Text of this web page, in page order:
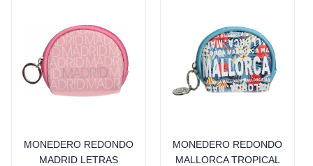
MONEDERO REDONDO
MADRID LETRAS
MONEDERO REDONDO
MALLORCA TROPICAL